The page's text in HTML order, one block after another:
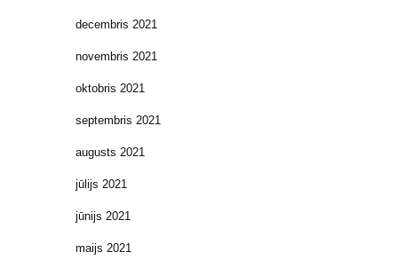
decembris 2021
novembris 2021
oktobris 2021
septembris 2021
augusts 2021
jūlijs 2021
jūnijs 2021
maijs 2021